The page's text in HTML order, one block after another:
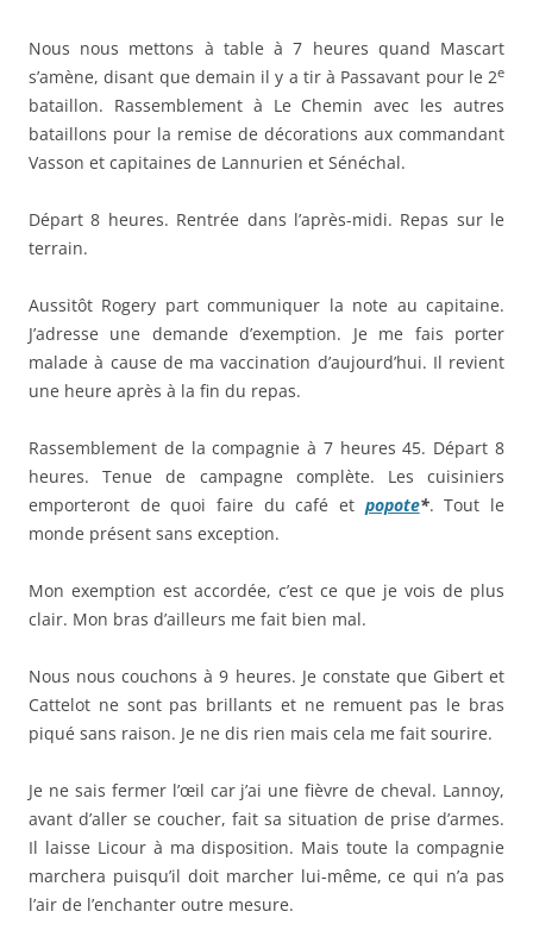
Nous nous mettons à table à 7 heures quand Mascart
s’amène, disant que demain il y a tir à Passavant pour le 2e
bataillon. Rassemblement à Le Chemin avec les autres
bataillons pour la remise de décorations aux commandant
Vasson et capitaines de Lannurien et Sénéchal.
Départ 8 heures. Rentrée dans l’après-midi. Repas sur le
terrain.
Aussitôt Rogery part communiquer la note au capitaine.
J’adresse une demande d’exemption. Je me fais porter
malade à cause de ma vaccination d’aujourd’hui. Il revient
une heure après à la fin du repas.
Rassemblement de la compagnie à 7 heures 45. Départ 8
heures. Tenue de campagne complète. Les cuisiniers
emporteront de quoi faire du café et popote*. Tout le
monde présent sans exception.
Mon exemption est accordée, c’est ce que je vois de plus
clair. Mon bras d’ailleurs me fait bien mal.
Nous nous couchons à 9 heures. Je constate que Gibert et
Cattelot ne sont pas brillants et ne remuent pas le bras
piqué sans raison. Je ne dis rien mais cela me fait sourire.
Je ne sais fermer l’œil car j’ai une fièvre de cheval. Lannoy,
avant d’aller se coucher, fait sa situation de prise d’armes.
Il laisse Licour à ma disposition. Mais toute la compagnie
marchera puisqu’il doit marcher lui-même, ce qui n’a pas
l’air de l’enchanter outre mesure.